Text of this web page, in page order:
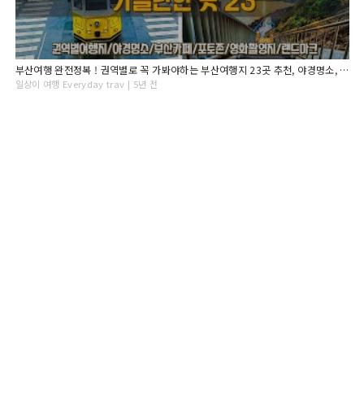
부산여행 완전정복 ! 권역별로 꼭 가봐야하는 부산여행지 23곳 추천, 야경명소, 부산카페, 부산포토존, 부산숙소추천, 여행지 가는법과 꿀팁! Busan Travel
일상이 여행 Everyday trav | 5년 전